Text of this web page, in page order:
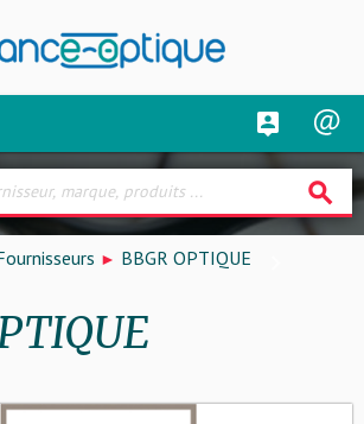
search
BBGR OPTIQUE